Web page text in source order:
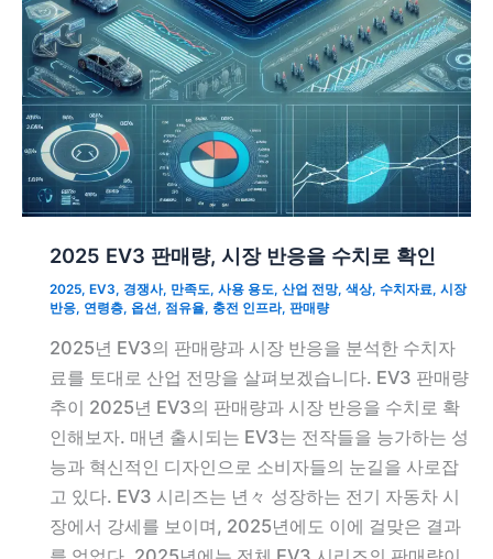
2025 EV3 판매량, 시장 반응을 수치로 확인
2025, EV3, 경쟁사, 만족도, 사용 용도, 산업 전망, 색상, 수치자료, 시장
반응, 연령층, 옵션, 점유율, 충전 인프라, 판매량
2025년 EV3의 판매량과 시장 반응을 분석한 수치자
료를 토대로 산업 전망을 살펴보겠습니다. EV3 판매량
추이 2025년 EV3의 판매량과 시장 반응을 수치로 확
인해보자. 매년 출시되는 EV3는 전작들을 능가하는 성
능과 혁신적인 디자인으로 소비자들의 눈길을 사로잡
고 있다. EV3 시리즈는 년々 성장하는 전기 자동차 시
장에서 강세를 보이며, 2025년에도 이에 걸맞은 결과